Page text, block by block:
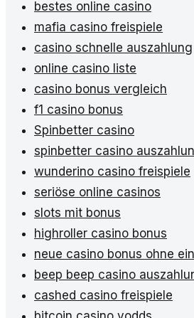
bestes online casino
mafia casino freispiele
casino schnelle auszahlung
online casino liste
casino bonus vergleich
f1 casino bonus
Spinbetter casino
spinbetter casino
wunderino casino freispiele
seriöse online casinos
slots mit bonus
highroller casino bonus
neue casino bonus ohne
beep beep casino
cashed casino freispiele